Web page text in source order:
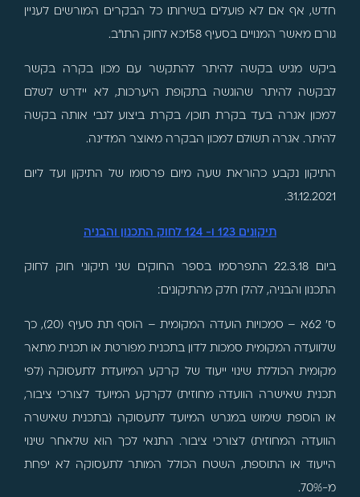
חדש, אף אם לא פועלים בשירותו כל הבקרים המורשים לעניין
גורם מאשר המנויים בסעיף 158כא לחוק התו"ב.
ביקש מגיש בקשה להיתר להתקשר עם מכון בקרה בקשר
לבקשה להיתר שהוגשה בתקופת היערכות, לא יידרש לשלם
למכון אגרה בעד בקרת תוכן/ בקרת ביצוע לגבי אותה בקשה
להיתר. אגרה תשולם למכון הבקרה מאוצר המדינה.
התיקון נקבע כהוראת שעה מיום פרסומו של התיקון ועד ליום
31.12.2021.
תיקונים 123 ו- 124 לחוק התכנון והבניה
ביום 22.3.18 התפרסמו בספר החוקים שני תיקוני חוק לחוק
התכנון והבניה, להלן חלק מהתיקונים:
ס' 62א – סמכויות הועדה המקומית – הוסף תת סעיף (20), כך
שלוועדה המקומית סמכות לדון בתכנית מפורטת או תכנית מתאר
מקומית הכוללת שינוי ייעוד של קרקע המיועדת לתעסוקה (לפי
תכנית שאישרה הוועדה מחוזית) לקרקע המיועד לצורכי ציבור,
או הוספת שימוש במגרש המיועד לתעסוקה (בתכנית שאישרה
הוועדה המחוזית) לצורכי ציבור. התנאי לכך הוא שלאחר שינוי
הייעוד או התוספת, השטח הכולל המותר לתעסוקה לא יפחת
מ-70%.